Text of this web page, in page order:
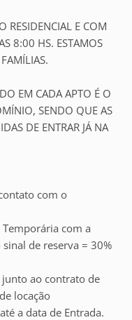
RESIDENCIAL E COM
8:00 HS. ESTAMOS
EM CADA APTO É O
SENDO QUE AS
DE ENTRAR JÁ NA
com o
com a
de reserva = 30%
ao contrato de
locação
a data de Entrada.